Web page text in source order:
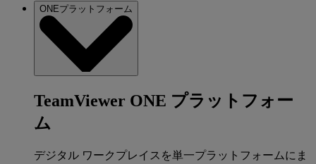
ONEプラットフォーム
TeamViewer ONE プラットフォー
ム
デジタル ワークプレイスを単一プラットフォームにま